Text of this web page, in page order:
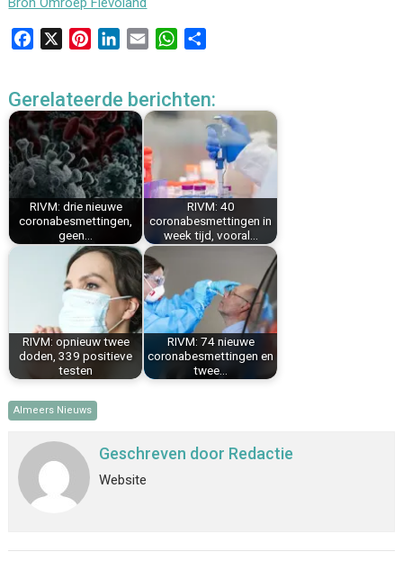
e
b
o
o
k
t
e
r
e
s
t
k
e
d
I
n
i
l
W
t
s
A
p
p
e
n
Gerelateerde berichten:
RIVM: drie nieuwe
coronabesmettingen,
geen…
RIVM: 40
coronabesmettingen in
week tijd, vooral…
RIVM: opnieuw twee
doden, 339 positieve
testen
RIVM: 74 nieuwe
coronabesmettingen en
twee…
Almeers Nieuws
Geschreven door Redactie
Website